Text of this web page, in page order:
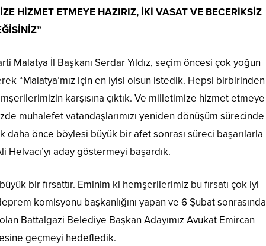
HİZMET ETMEYE HAZIRIZ, İKİ VASAT VE BECERİKSİZ
Malatya İl Başkanı Serdar Yıldız, seçim öncesi çok yoğun
“Malatya’mız için en iyisi olsun istedik. Hepsi birbirinden
karşısına çıktık. Ve milletimize hizmet etmeye
muhalefet vatandaşlarımızı yeniden dönüşüm sürecinde
daha önce böylesi büyük bir afet sonrası süreci başarılarla
aday göstermeyi başardık.
bir fırsattır. Eminim ki hemşerilerimiz bu fırsatı çok iyi
komisyonu başkanlığını yapan ve 6 Şubat sonrasında
Battalgazi Belediye Başkan Adayımız Avukat Emircan
geçmeyi hedefledik.